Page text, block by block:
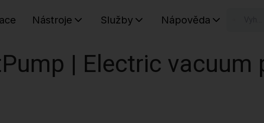
Nástroje Služby Nápověda
| Electric vacuum